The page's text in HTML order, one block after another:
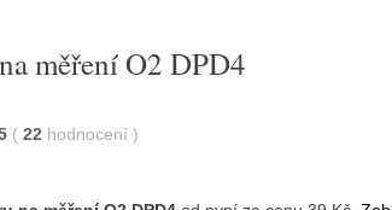
měření O2 DPD4
( 22 hodnocení)